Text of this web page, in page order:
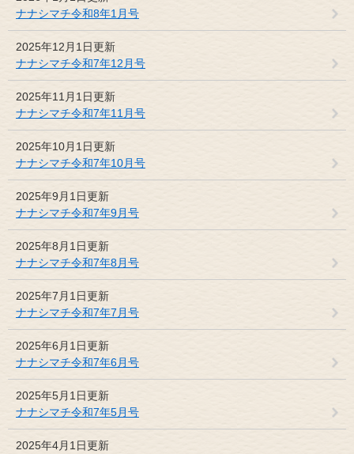
ナナシマチ令和8年1月号
2025年12月1日更新
ナナシマチ令和7年12月号
2025年11月1日更新
ナナシマチ令和7年11月号
2025年10月1日更新
ナナシマチ令和7年10月号
2025年9月1日更新
ナナシマチ令和7年9月号
2025年8月1日更新
ナナシマチ令和7年8月号
2025年7月1日更新
ナナシマチ令和7年7月号
2025年6月1日更新
ナナシマチ令和7年6月号
2025年5月1日更新
ナナシマチ令和7年5月号
2025年4月1日更新